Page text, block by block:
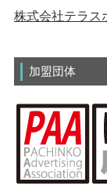
株式会社テラス
加盟団体